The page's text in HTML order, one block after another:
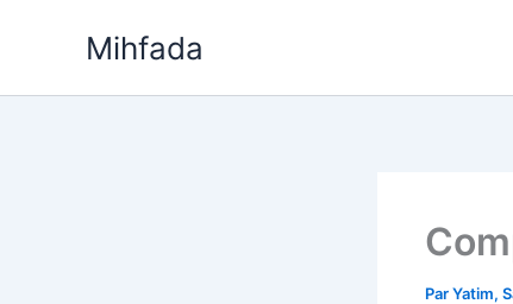
Mihfada
ParYatim,